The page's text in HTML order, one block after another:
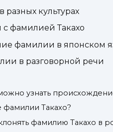
культурах
с фамилией Такахо
фамилии в японском
в разговорной речи
узнать
фамилии Такахо?
фамилию Такахо в